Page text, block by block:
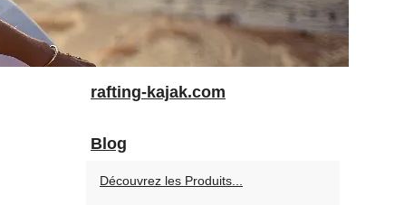
rafting-kajak.com
Blog
Découvrez les Produits...